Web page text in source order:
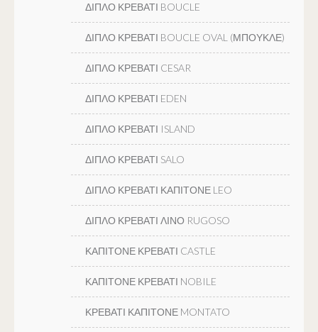
ΔΙΠΛΟ ΚΡΕΒΑΤΙ BOUCLE
ΔΙΠΛΟ ΚΡΕΒΑΤΙ BOUCLE OVAL (ΜΠΟΥΚΛΕ)
ΔΙΠΛΟ ΚΡΕΒΑΤΙ CESAR
ΔΙΠΛΟ ΚΡΕΒΑΤΙ EDEN
ΔΙΠΛΟ ΚΡΕΒΑΤΙ ISLAND
ΔΙΠΛΟ ΚΡΕΒΑΤΙ SALO
ΔΙΠΛΟ ΚΡΕΒΑΤΙ ΚΑΠΙΤΟΝΕ LEO
ΔΙΠΛΟ ΚΡΕΒΑΤΙ ΛΙΝΟ RUGOSO
ΚΑΠΙΤΟΝΕ ΚΡΕΒΑΤΙ CASTLE
ΚΑΠΙΤΟΝΕ ΚΡΕΒΑΤΙ NOBILE
ΚΡΕΒΑΤΙ ΚΑΠΙΤΟΝΕ MONTATO